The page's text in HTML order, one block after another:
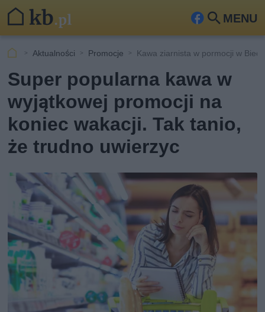
MENU
Fa
ook
Szu
Aktualności Promocje Kawa ziarnista w pormocji w
Super popularna kawa w
wyjątkowej promocji na
koniec wakacji. Tak tanio,
że trudno uwierzyc